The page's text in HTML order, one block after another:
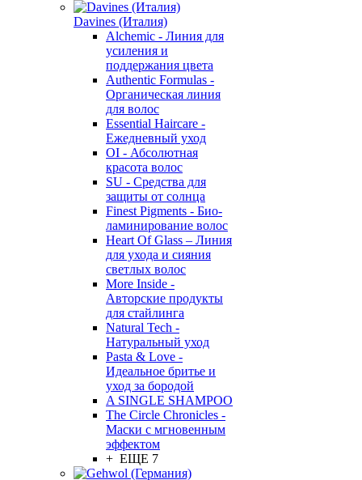
Davines (Италия)
Alchemic - Линия для
усиления и
поддержания цвета
Authentic Formulas -
Органическая линия
для волос
Essential Haircare -
Eжедневный уход
OI - Абсолютная
красота волос
SU - Средства для
защиты от солнца
Finest Pigments - Био-
ламинирование волос
Heart Of Glass – Линия
для ухода и сияния
светлых волос
More Inside -
Авторские продукты
для стайлинга
Natural Tech -
Натуральный уход
Pasta & Love -
Идеальное бритье и
уход за бородой
A SINGLE SHAMPOO
The Circle Chronicles -
Маски с мгновенным
эффектом
+ ЕЩЕ 7